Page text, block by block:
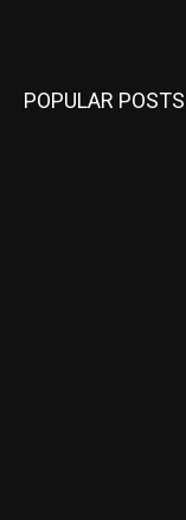
POPULAR POSTS